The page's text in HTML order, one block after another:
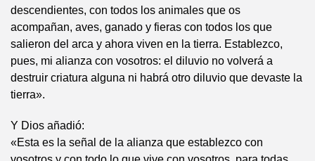
descendientes, con todos los animales que os
acompañan, aves, ganado y fieras con todos los que
salieron del arca y ahora viven en la tierra. Establezco,
pues, mi alianza con vosotros: el diluvio no volverá a
destruir criatura alguna ni habrá otro diluvio que devaste la
tierra».
Y Dios añadió:
«Esta es la señal de la alianza que establezco con